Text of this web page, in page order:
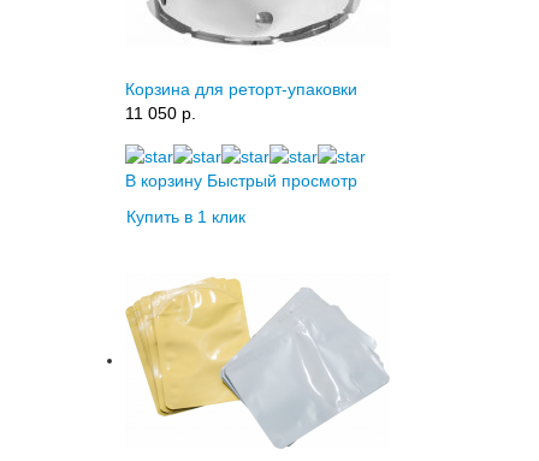
Корзина для реторт-упаковки
11 050 p.
В корзину Быстрый просмотр
Купить в 1 клик